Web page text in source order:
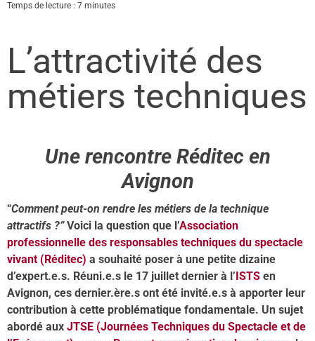
Temps de lecture : 7 minutes
L’attractivité des
métiers techniques
Une rencontre Réditec en
Avignon
“Comment peut-on rendre les métiers de la technique
attractifs ?”Voici la question que l’Association
professionnelle des responsables techniques du spectacle
vivant (Réditec) a souhaité poser à une petite dizaine
d’expert.e.s. Réuni.e.s le 17 juillet dernier à l’ISTS en
Avignon, ces dernier.ère.s ont été invité.e.s à apporter leur
contribution à cette problématique fondamentale. Un sujet
abordé aux JTSE (Journées Techniques du Spectacle et de